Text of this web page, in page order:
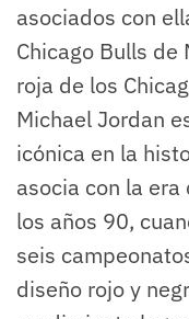
asociados con
Chicago Bulls de
roja de los
Michael Jordan
icónica en la
asocia con la
los años 90,
seis
diseño rojo y